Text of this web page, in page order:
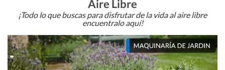
Aire Libre
¡Todo lo que buscas para disfrutar de la vida al aire libre
encuentralo aquí!